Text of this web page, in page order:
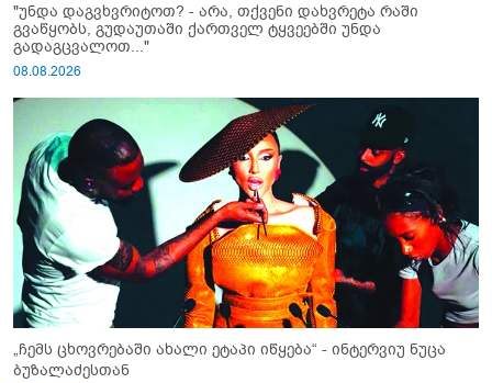
"უნდა დაგვხვრიტოთ? - არა, თქვენი დახვრეტა რაში
გვაწყობს, გუდაუთაში ქართველ ტყვეებში უნდა
გადაგცვალოთ..."
08.08.2026
„ჩემს ცხოვრებაში ახალი ეტაპი იწყება“ - ინტერვიუ ნუცა
ბუზალაძესთან